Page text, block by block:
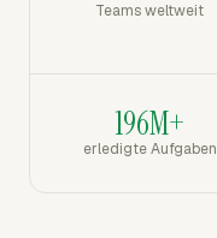
Teams weltweit
196M+
erledigte Aufgaben